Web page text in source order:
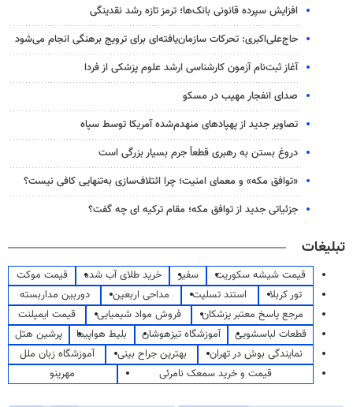
افزایش سپرده قانونی بانک‌ها؛ ترمز تازه رشد نقدینگی
حاج‌علی‌اکبری: تحرکات سازمان‌یافته‌ای برای ترویج برهنگی انجام می‌شود
آغاز ثبت‌نام‌ آزمون کارشناسی ارشد علوم پزشکی از فردا
صدای انفجار مهیب در مسکو
تصاویر جدید از پهپادهای منهدم‌شده آمریکا توسط سپاه
دروغ بستن به رهبری قطعاً جرم بسیار بزرگی است
«توافق مکه» و معمای امنیت؛ چرا ائتلاف‌سازی به‌تنهایی کافی نیست؟
جزئیاتی جدید از توافق مکه؛ مقام ترکیه ای چه گفت؟
تبلیغات
قیمت شیشه سکوریت سفیر خرید طلای آب شده
قیمت موکت
تور کربلا
استند تسلیت مداحی اربعین
دوربین مداربسته
مرجع پاسخ معتبر پزشکان
فروش مواد شیمیایی
قیمت ایمپلنت
قطعات لباسشویی
آموزشگاه تیزهوشان بلیط هواپیما
پرشین هتل
نمایندگی بوش در تهران
بهترین جراح بینی
آموزشگاه زبان ملل
قیمت و خرید سمعک نامرئی
مهرینو